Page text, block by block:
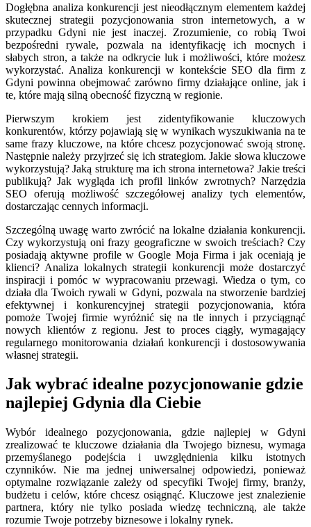
Dogłębna analiza konkurencji jest nieodłącznym elementem każdej
skutecznej strategii pozycjonowania stron internetowych, a w
przypadku Gdyni nie jest inaczej. Zrozumienie, co robią Twoi
bezpośredni rywale, pozwala na identyfikację ich mocnych i
słabych stron, a także na odkrycie luk i możliwości, które możesz
wykorzystać. Analiza konkurencji w kontekście SEO dla firm z
Gdyni powinna obejmować zarówno firmy działające online, jak i
te, które mają silną obecność fizyczną w regionie.
Pierwszym krokiem jest zidentyfikowanie kluczowych
konkurentów, którzy pojawiają się w wynikach wyszukiwania na te
same frazy kluczowe, na które chcesz pozycjonować swoją stronę.
Następnie należy przyjrzeć się ich strategiom. Jakie słowa kluczowe
wykorzystują? Jaką strukturę ma ich strona internetowa? Jakie treści
publikują? Jak wygląda ich profil linków zwrotnych? Narzędzia
SEO oferują możliwość szczegółowej analizy tych elementów,
dostarczając cennych informacji.
Szczególną uwagę warto zwrócić na lokalne działania konkurencji.
Czy wykorzystują oni frazy geograficzne w swoich treściach? Czy
posiadają aktywne profile w Google Moja Firma i jak oceniają je
klienci? Analiza lokalnych strategii konkurencji może dostarczyć
inspiracji i pomóc w wypracowaniu przewagi. Wiedza o tym, co
działa dla Twoich rywali w Gdyni, pozwala na stworzenie bardziej
efektywnej i konkurencyjnej strategii pozycjonowania, która
pomoże Twojej firmie wyróżnić się na tle innych i przyciągnąć
nowych klientów z regionu. Jest to proces ciągły, wymagający
regularnego monitorowania działań konkurencji i dostosowywania
własnej strategii.
Jak wybrać idealne pozycjonowanie gdzie
najlepiej Gdynia dla Ciebie
Wybór idealnego pozycjonowania, gdzie najlepiej w Gdyni
zrealizować te kluczowe działania dla Twojego biznesu, wymaga
przemyślanego podejścia i uwzględnienia kilku istotnych
czynników. Nie ma jednej uniwersalnej odpowiedzi, ponieważ
optymalne rozwiązanie zależy od specyfiki Twojej firmy, branży,
budżetu i celów, które chcesz osiągnąć. Kluczowe jest znalezienie
partnera, który nie tylko posiada wiedzę techniczną, ale także
rozumie Twoje potrzeby biznesowe i lokalny rynek.